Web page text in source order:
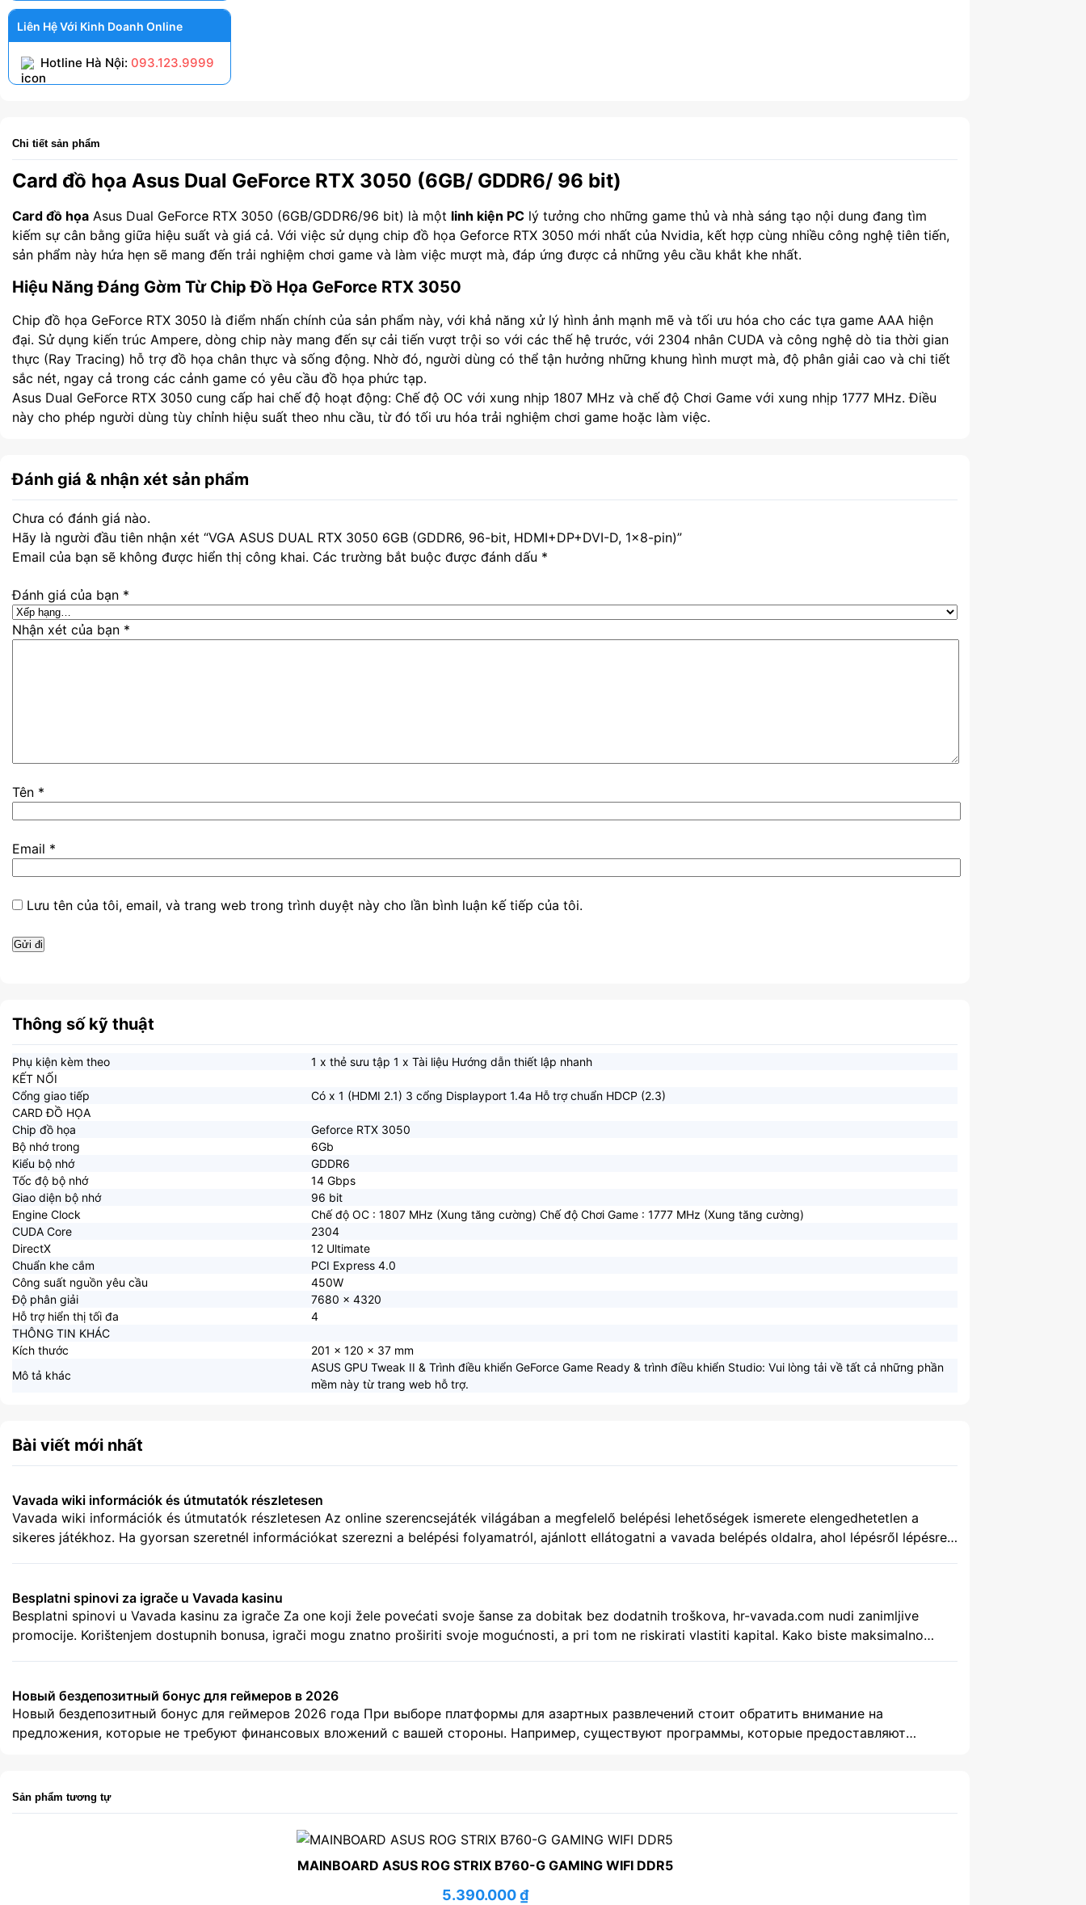
Liên Hệ Với Kinh Doanh Online
Hotline Hà Nội: 093.123.9999
Chi tiết sản phẩm
Card đồ họa Asus Dual GeForce RTX 3050 (6GB/ GDDR6/ 96 bit)
Card đồ họa Asus Dual GeForce RTX 3050 (6GB/GDDR6/96 bit) là một linh kiện PC lý tưởng cho những game thủ và nhà sáng tạo nội dung đang tìm
kiếm sự cân bằng giữa hiệu suất và giá cả. Với việc sử dụng chip đồ họa Geforce RTX 3050 mới nhất của Nvidia, kết hợp cùng nhiều công nghệ tiên tiến,
sản phẩm này hứa hẹn sẽ mang đến trải nghiệm chơi game và làm việc mượt mà, đáp ứng được cả những yêu cầu khắt khe nhất.
Hiệu Năng Đáng Gờm Từ Chip Đồ Họa GeForce RTX 3050
Chip đồ họa GeForce RTX 3050 là điểm nhấn chính của sản phẩm này, với khả năng xử lý hình ảnh mạnh mẽ và tối ưu hóa cho các tựa game AAA hiện
đại. Sử dụng kiến trúc Ampere, dòng chip này mang đến sự cải tiến vượt trội so với các thế hệ trước, với 2304 nhân CUDA và công nghệ dò tia thời gian
thực (Ray Tracing) hỗ trợ đồ họa chân thực và sống động. Nhờ đó, người dùng có thể tận hưởng những khung hình mượt mà, độ phân giải cao và chi tiết
sắc nét, ngay cả trong các cảnh game có yêu cầu đồ họa phức tạp.
Asus Dual GeForce RTX 3050 cung cấp hai chế độ hoạt động: Chế độ OC với xung nhịp 1807 MHz và chế độ Chơi Game với xung nhịp 1777 MHz. Điều
này cho phép người dùng tùy chỉnh hiệu suất theo nhu cầu, từ đó tối ưu hóa trải nghiệm chơi game hoặc làm việc.
Đánh giá & nhận xét sản phẩm
Chưa có đánh giá nào.
Hãy là người đầu tiên nhận xét “VGA ASUS DUAL RTX 3050 6GB (GDDR6, 96-bit, HDMI+DP+DVI-D, 1×8-pin)”
Email của bạn sẽ không được hiển thị công khai. Các trường bắt buộc được đánh dấu *
Đánh giá của bạn *
Nhận xét của bạn *
Tên *
Email *
Lưu tên của tôi, email, và trang web trong trình duyệt này cho lần bình luận kế tiếp của tôi.
Thông số kỹ thuật
Phụ kiện kèm theo
1 x thẻ sưu tập 1 x Tài liệu Hướng dẫn thiết lập nhanh
KẾT NỐI
Cổng giao tiếp
Có x 1 (HDMI 2.1) 3 cổng Displayport 1.4a Hỗ trợ chuẩn HDCP (2.3)
CARD ĐỒ HỌA
Chip đồ họa
Geforce RTX 3050
Bộ nhớ trong
6Gb
Kiểu bộ nhớ
GDDR6
Tốc độ bộ nhớ
14 Gbps
Giao diện bộ nhớ
96 bit
Engine Clock
Chế độ OC : 1807 MHz (Xung tăng cường) Chế độ Chơi Game : 1777 MHz (Xung tăng cường)
CUDA Core
2304
DirectX
12 Ultimate
Chuẩn khe cắm
PCI Express 4.0
Công suất nguồn yêu cầu
450W
Độ phân giải
7680 x 4320
Hỗ trợ hiển thị tối đa
4
THÔNG TIN KHÁC
Kích thước
201 x 120 x 37 mm
Mô tả khác
ASUS GPU Tweak II & Trình điều khiển GeForce Game Ready & trình điều khiển Studio: Vui lòng tải về tất cả những phần
mềm này từ trang web hỗ trợ.
Bài viết mới nhất
Vavada wiki információk és útmutatók részletesen
Vavada wiki információk és útmutatók részletesen Az online szerencsejáték világában a megfelelő belépési lehetőségek ismerete elengedhetetlen a
sikeres játékhoz. Ha gyorsan szeretnél információkat szerezni a belépési folyamatról, ajánlott ellátogatni a vavada belépés oldalra, ahol lépésről lépésre
Besplatni spinovi za igrače u Vavada kasinu
Besplatni spinovi u Vavada kasinu za igrače Za one koji žele povećati svoje šanse za dobitak bez dodatnih troškova, hr-vavada.com nudi zanimljive
promocije. Korištenjem dostupnih bonusa, igrači mogu znatno proširiti svoje mogućnosti, a pri tom ne riskirati vlastiti kapital. Kako biste maksimalno
Новый бездепозитный бонус для геймеров в 2026
Новый бездепозитный бонус для геймеров 2026 года При выборе платформы для азартных развлечений стоит обратить внимание на
предложения, которые не требуют финансовых вложений с вашей стороны. Например, существуют программы, которые предоставляют
Sản phẩm tương tự
MAINBOARD ASUS ROG STRIX B760-G GAMING WIFI DDR5
5.390.000₫